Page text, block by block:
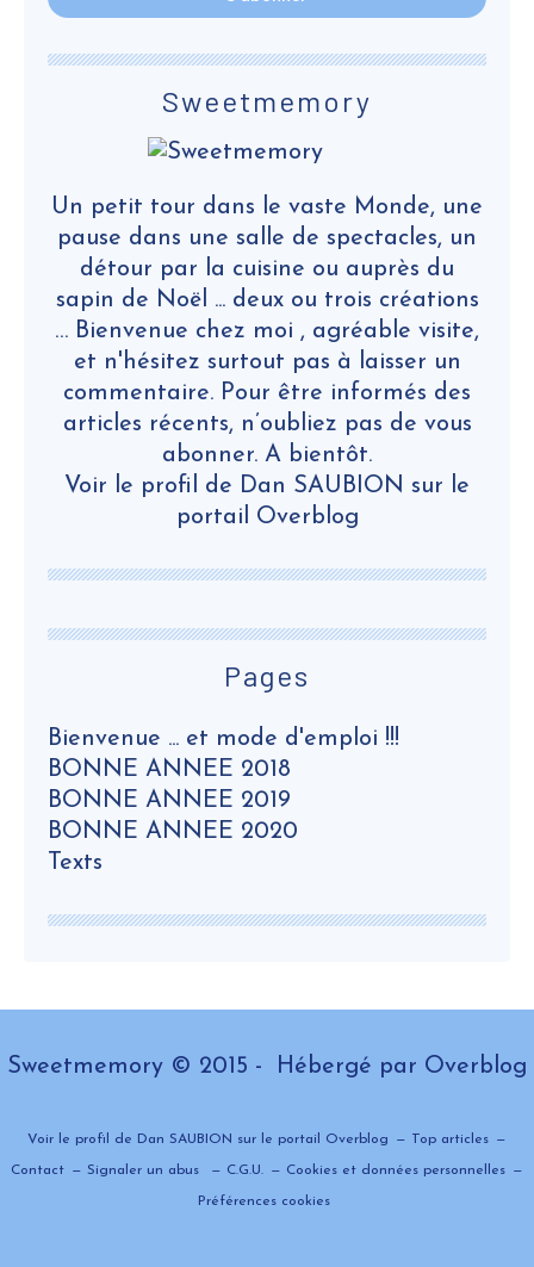
Pages
Bienvenue ... et mode d'emploi !!!
BONNE ANNEE 2018
BONNE ANNEE 2019
BONNE ANNEE 2020
Texts
Sweetmemory
Un petit tour dans le vaste Monde, une
pause dans une salle de spectacles, un
détour par la cuisine ou auprès du
sapin de Noël ... deux ou trois créations
… Bienvenue chez moi , agréable visite,
et n'hésitez surtout pas à laisser un
commentaire. Pour être informés des
articles récents, n’oubliez pas de vous
abonner. A bientôt.
Voir le profil de Dan SAUBION sur le
portail Overblog
Sweetmemory © 2015 - Hébergé par Overblog
Voir le profil de Dan SAUBION sur le portail Overblog Top articles
Contact Signaler un abus C.G.U. Cookies et données personnelles
Préférences cookies